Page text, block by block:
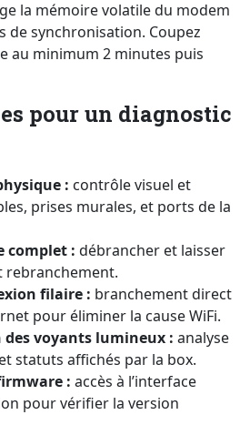
la mémoire volatile du modem
de synchronisation. Coupez
au minimum 2 minutes puis
pour un diagnostic
: contrôle visuel et
prises murales, et ports de la
complet : débrancher et laisser
rebranchement.
filaire : branchement direct
pour éliminer la cause WiFi.
voyants lumineux : analyse
statuts affichés par la box.
: accès à l’interface
pour vérifier la version